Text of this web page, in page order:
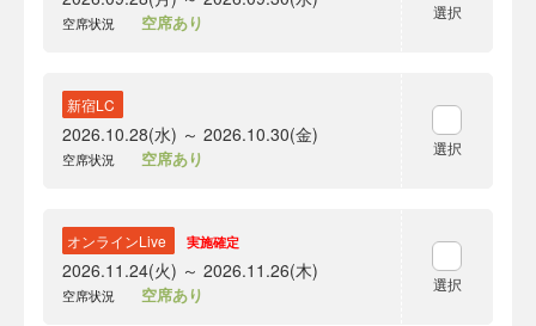
空席状況 空席あり 選択
新宿LC
2026.10.28(水) ～ 2026.10.30(金)
空席状況 空席あり 選択
オンラインLive 実施確定
2026.11.24(火) ～ 2026.11.26(木)
空席状況 空席あり 選択